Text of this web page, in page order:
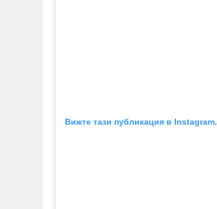
Вижте тази публикация в Instagram.